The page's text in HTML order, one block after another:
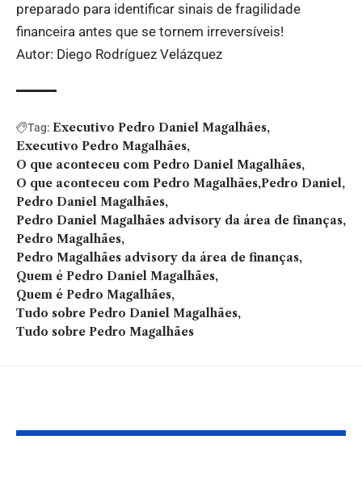
preparado para identificar sinais de fragilidade
financeira antes que se tornem irreversíveis!
Autor: Diego Rodríguez Velázquez
Tag: Executivo Pedro Daniel Magalhães
Executivo Pedro Magalhães
O que aconteceu com Pedro Daniel Magalhães
O que aconteceu com Pedro Magalhães Pedro Daniel
Pedro Daniel Magalhães
Pedro Daniel Magalhães advisory da área de finanças
Pedro Magalhães
Pedro Magalhães advisory da área de finanças
Quem é Pedro Daniel Magalhães
Quem é Pedro Magalhães
Tudo sobre Pedro Daniel Magalhães
Tudo sobre Pedro Magalhães